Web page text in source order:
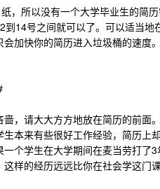
，所以没有一个大学毕业生的简
到14号之间就可以了。可以适当
加快你的简历进入垃圾桶的速度
，请大大方方地放在简历的前面
本来有些很好工作经验，简历上
个学生在大学期间在麦当劳打了
样的经历远远比你在社会学这门